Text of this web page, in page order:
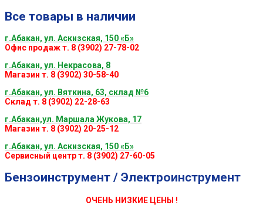
Все товары в наличии
г.Абакан, ул. Аскизская, 150 «Б»
Офис продаж т. 8 (3902) 27-78-02
г.Абакан, ул. Некрасова, 8
Магазин т. 8 (3902) 30-58-40
г.Абакан, ул. Вяткина, 63, склад №6
Склад т. 8 (3902) 22-28-63
г.Абакан,ул. Маршала Жукова, 17
Магазин т. 8 (3902) 20-25-12
г.Абакан, ул. Аскизская, 150 «Б»
Сервисный центр т. 8 (3902) 27-60-05
Бензоинструмент / Электроинструмент
ОЧЕНЬ НИЗКИЕ ЦЕНЫ !